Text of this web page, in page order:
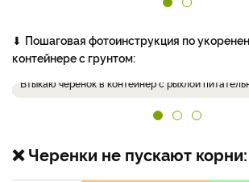
⬇ Пошаговая фотоинструкция по
контейнере с грунтом:
Втыкаю черенок в контейнер с рыхлой
❌ Черенки не пускают